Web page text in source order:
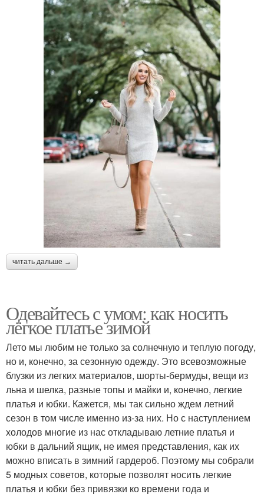
читать дальше →
Одевайтесь с умом: как носить
лёгкое платье зимой
Лето мы любим не только за солнечную и теплую погоду,
но и, конечно, за сезонную одежду. Это всевозможные
блузки из легких материалов, шорты-бермуды, вещи из
льна и шелка, разные топы и майки и, конечно, легкие
платья и юбки. Кажется, мы так сильно ждем летний
сезон в том числе именно из-за них. Но с наступлением
холодов многие из нас откладываю летние платья и
юбки в дальний ящик, не имея представления, как их
можно вписать в зимний гардероб. Поэтому мы собрали
5 модных советов, которые позволят носить легкие
платья и юбки без привязки ко времени года и